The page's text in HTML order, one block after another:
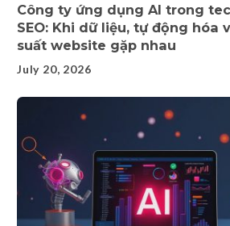
Công ty ứng dụng AI trong
SEO: Khi dữ liệu, tự động hóa
suất website gặp nhau
July 20, 2026